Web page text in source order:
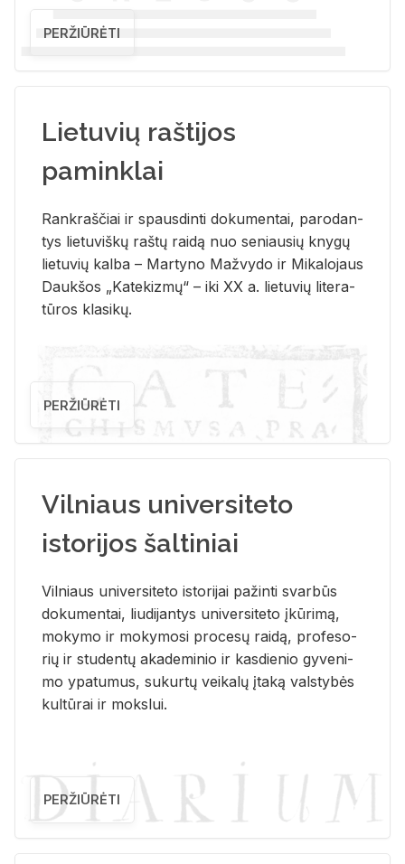
PERŽIŪRĖTI
Lietuvių raštijos
paminklai
Rank­raš­čiai ir spaus­din­ti do­ku­men­tai, pa­ro­dan­
tys lie­tu­viš­kų raš­tų rai­dą nuo se­niau­sių kny­gų
lie­tu­vių kal­ba – Mar­ty­no Ma­žvy­do ir Mi­ka­lo­jaus
Dauk­šos „Ka­te­kiz­mų“ – iki XX a. lie­tu­vių li­te­ra­
tū­ros kla­si­kų.
PERŽIŪRĖTI
Vilniaus universiteto
istorijos šaltiniai
Vil­niaus uni­ver­si­te­to is­to­ri­jai pa­žin­ti svar­būs
do­ku­men­tai, liu­di­jan­tys uni­ver­si­te­to įkū­ri­mą,
mo­ky­mo ir mo­ky­mo­si pro­ce­sų rai­dą, pro­fe­so­
rių ir stu­den­tų aka­de­mi­nio ir kas­die­nio gy­ve­ni­
mo ypa­tu­mus, su­kur­tų vei­ka­lų įta­ką vals­ty­bės
kul­tū­rai ir moks­lui.
PERŽIŪRĖTI